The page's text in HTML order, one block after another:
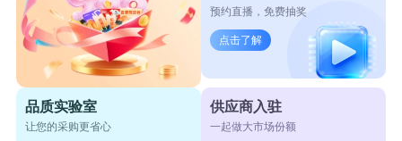
预约直播，免费抽奖
点击了解
品质实验室
让您的采购更省心
供应商入驻
一起做大市场份额